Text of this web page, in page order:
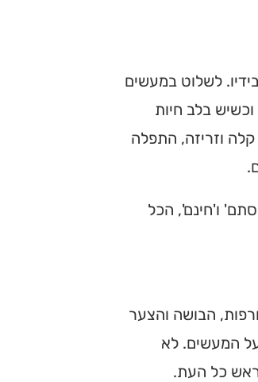
לשלוט במעשים
בלב חיות
וזריזה, התפלה
ו'חינם', הכל
הבושה והצער
המעשים. לא
כל העת.